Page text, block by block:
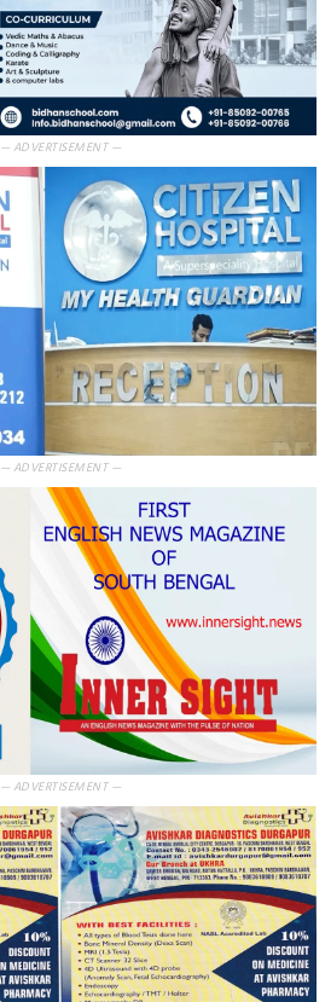
— ADVERTISEMENT —
— ADVERTISEMENT —
— ADVERTISEMENT —